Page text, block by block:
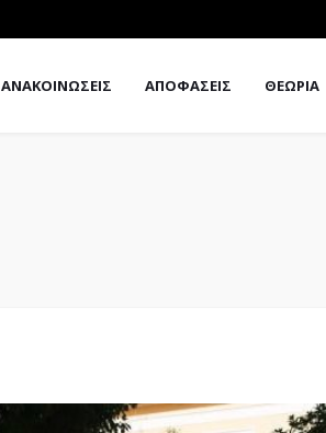
ΑΝΑΚΟΙΝΩΣΕΙΣ ΑΠΟΦΑΣΕΙΣ ΘΕΩΡΙΑ